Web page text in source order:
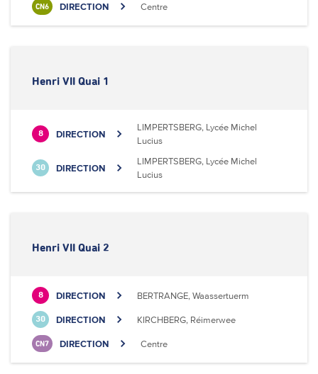
CN6 DIRECTION Centre
Henri VII Quai 1
8 DIRECTION
LIMPERTSBERG, Lycée Michel
Lucius
30 DIRECTION
LIMPERTSBERG, Lycée Michel
Lucius
Henri VII Quai 2
8 DIRECTION BERTRANGE, Waassertuerm
30 DIRECTION KIRCHBERG, Réimerwee
CN7 DIRECTION Centre